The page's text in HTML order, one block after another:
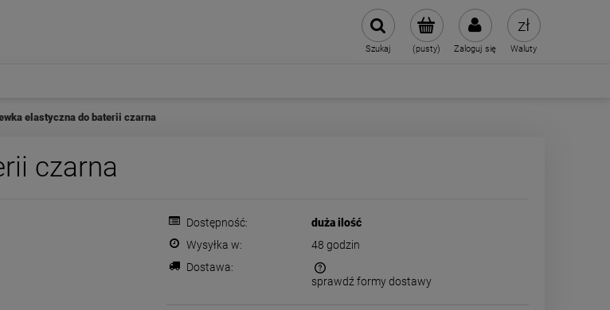
(pusty) Zaloguj się
Szukaj Waluty
elastyczna do baterii czarna
czarna
Dostępność:
duża ilość
Wysyłka w:
48 godzin
Dostawa:
sprawdź formy dostawy